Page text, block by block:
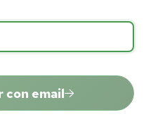
con email